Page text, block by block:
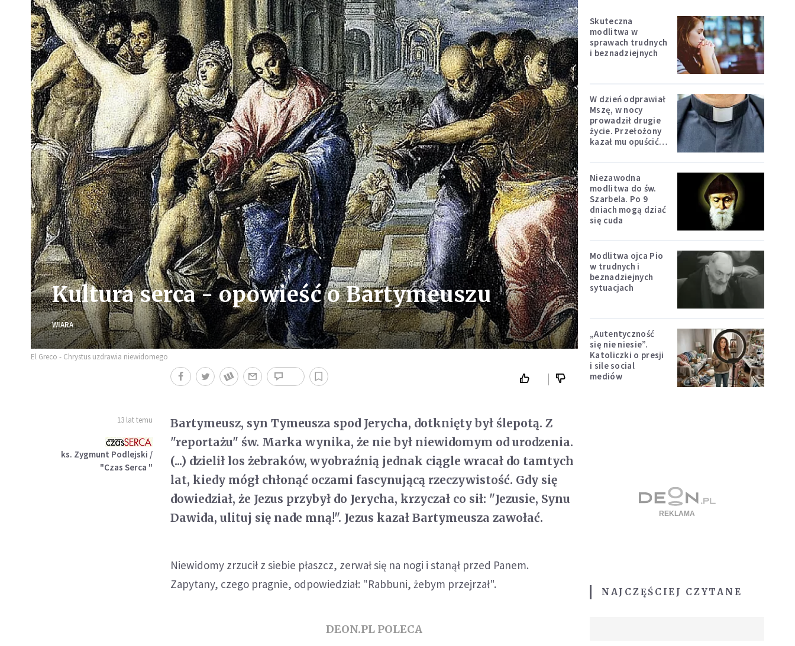
Kultura serca - opowieść o Bartymeuszu
WIARA
El Greco - Chrystus uzdrawia niewidomego
13 lat temu
ks. Zygmunt Podlejski /
"Czas Serca "
Bartymeusz, syn Tymeusza spod Jerycha, dotknięty był ślepotą. Z
"reportażu" św. Marka wynika, że nie był niewidomym od urodzenia.
(...) dzielił los żebraków, wyobraźnią jednak ciągle wracał do tamtych
lat, kiedy mógł chłonąć oczami fascynującą rzeczywistość. Gdy się
dowiedział, że Jezus przybył do Jerycha, krzyczał co sił: "Jezusie, Synu
Dawida, ulituj się nade mną!". Jezus kazał Bartymeusza zawołać.
Niewidomy zrzucił z siebie płaszcz, zerwał się na nogi i stanął przed Panem.
Zapytany, czego pragnie, odpowiedział: "Rabbuni, żebym przejrzał".
DEON.PL POLECA
Skuteczna
modlitwa w
sprawach trudnych
i beznadziejnych
W dzień odprawiał
Mszę, w nocy
prowadził drugie
życie. Przełożony
kazał mu opuścić
Niezawodna
modlitwa do św.
Szarbela. Po 9
dniach mogą dziać
się cuda
Modlitwa ojca Pio
w trudnych i
beznadziejnych
sytuacjach
„Autentyczność
się nie niesie”.
Katoliczki o presji
i sile social
mediów
NAJCZĘŚCIEJ CZYTANE